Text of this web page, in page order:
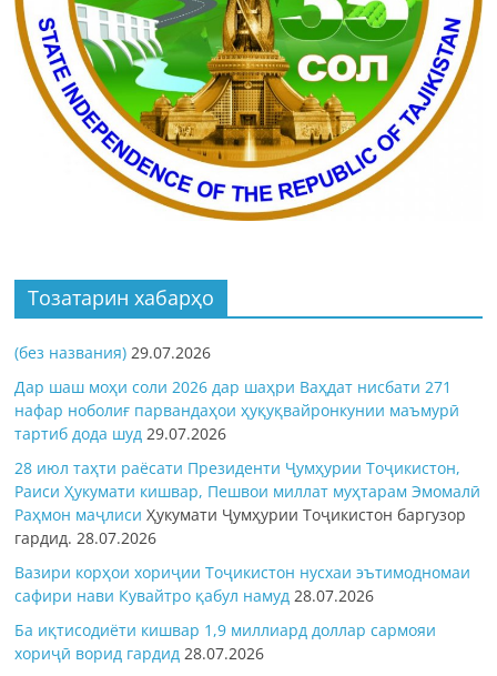
Тозатарин хабарҳо
(без названия) 29.07.2026
Дар шаш моҳи соли 2026 дар шаҳри Ваҳдат нисбати 271
нафар ноболиғ парвандаҳои ҳуқуқвайронкунии маъмурӣ
тартиб дода шуд 29.07.2026
28 июл таҳти раёсати Президенти Ҷумҳурии Тоҷикистон,
Раиси Ҳукумати кишвар, Пешвои миллат муҳтарам Эмомалӣ
Раҳмон маҷлисиҲукумати Ҷумҳурии Тоҷикистон баргузор
гардид.28.07.2026
Вазири корҳои хориҷии Тоҷикистон нусхаи эътимодномаи
сафири нави Кувайтро қабул намуд 28.07.2026
Ба иқтисодиёти кишвар 1,9 миллиард доллар сармояи
хориҷӣ ворид гардид 28.07.2026